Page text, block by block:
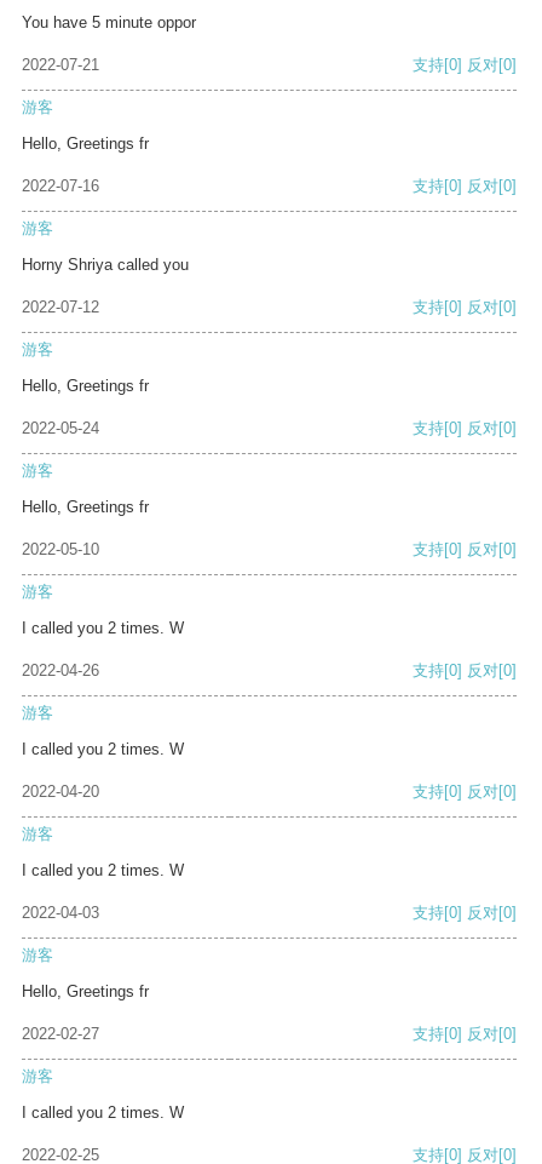
You have 5 minute oppor
2022-07-21 支持[0] 反对[0]
游客
Hello, Greetings fr
2022-07-16 支持[0] 反对[0]
游客
Horny Shriya called you
2022-07-12 支持[0] 反对[0]
游客
Hello, Greetings fr
2022-05-24 支持[0] 反对[0]
游客
Hello, Greetings fr
2022-05-10 支持[0] 反对[0]
游客
I called you 2 times. W
2022-04-26 支持[0] 反对[0]
游客
I called you 2 times. W
2022-04-20 支持[0] 反对[0]
游客
I called you 2 times. W
2022-04-03 支持[0] 反对[0]
游客
Hello, Greetings fr
2022-02-27 支持[0] 反对[0]
游客
I called you 2 times. W
2022-02-25 支持[0] 反对[0]